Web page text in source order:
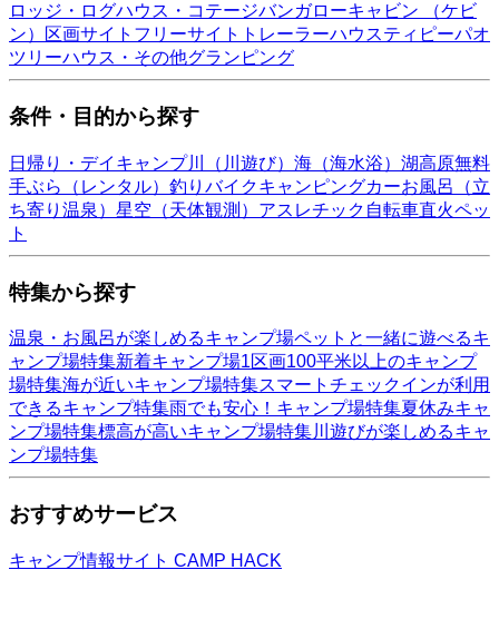
ロッジ・ログハウス・コテージバンガローキャビン （ケビ
ン）
区画サイト フリーサイト トレーラーハウスティピーパオ
ツリーハウス・その他グランピング
条件・目的から探す
日帰り・デイキャンプ川（川遊び） 海（海水浴） 湖高原無料
手ぶら（レンタル） 釣り バイクキャンピングカーお風呂（立
ち寄り温泉） 星空（天体観測） アスレチック 自転車直火ペッ
ト
特集から探す
温泉・お風呂が楽しめるキャンプ場ペットと一緒に遊べるキ
ャンプ場特集新着キャンプ場1区画100平米以上のキャンプ
場特集海が近いキャンプ場特集スマートチェックインが利用
できるキャンプ特集雨でも安心！キャンプ場特集夏休みキャ
ンプ場特集標高が高いキャンプ場特集川遊びが楽しめるキャ
ンプ場特集
おすすめサービス
キャンプ情報サイト CAMP HACK